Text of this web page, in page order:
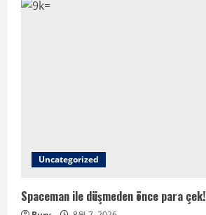
Uncategorized
Spaceman ile düşmeden önce para çek!